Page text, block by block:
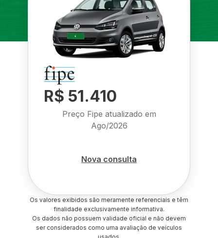
R$ 51.410
Preço Fipe atualizado em
Ago/2026
Nova consulta
Os valores exibidos são meramente referenciais e têm
finalidade exclusivamente informativa.
Os dados não possuem validade oficial e não devem
ser considerados como uma avaliação de veículos